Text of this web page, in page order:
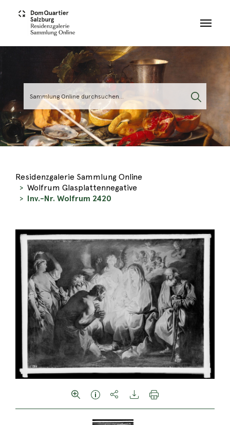
Residenzgalerie Sammlung Online
Wolfrum Glasplattennegative
Inv.-Nr. Wolfrum 2420